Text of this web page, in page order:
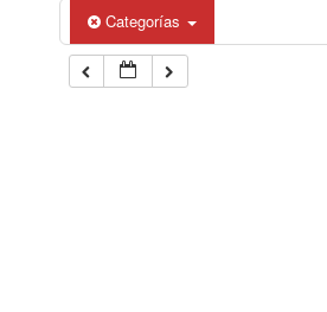
Categorías